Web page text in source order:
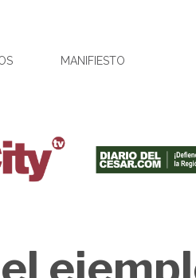
MANIFIESTO